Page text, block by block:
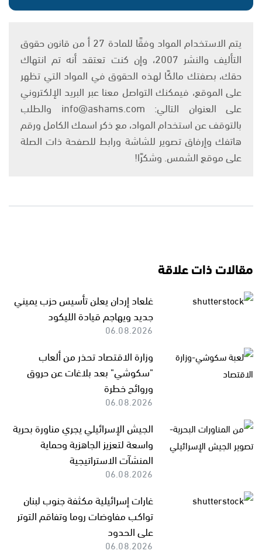
يتم الاستخدام المواد وفقًا للمادة 27 أ من قانون حقوق
التأليف والنشر 2007، وإن كنت تعتقد أنه تم انتهاك
حقك، بصفتك مالكًا لهذه الحقوق في المواد التي تظهر
على الموقع، فيمكنك التواصل معنا عبر البريد الإلكتروني
على العنوان التالي: info@ashams.com والطلب
بالتوقف عن استخدام المواد، مع ذكر اسمك الكامل ورقم
هاتفك وإرفاق تصوير للشاشة ورابط للصفحة ذات الصلة
على موقع الشمس. وشكرًا!
مقالات ذات علاقة
غلعاد إردان يعلن تأسيس حزب يميني
جديد ويهاجم قيادة الليكود
06.08.2026
وزارة الاقتصاد تحذر من ألعاب
"سكوشي" بعد بلاغات عن حروق
وروائح خطرة
06.08.2026
الجيش الإسرائيلي يجري مناورة بحرية
واسعة لتعزيز الجاهزية وحماية
المنشآت الاستراتيجية
06.08.2026
غارات إسرائيلية مكثفة جنوب لبنان
تواكب مفاوضات روما وتفاقم التوتر
على الحدود
06.08.2026